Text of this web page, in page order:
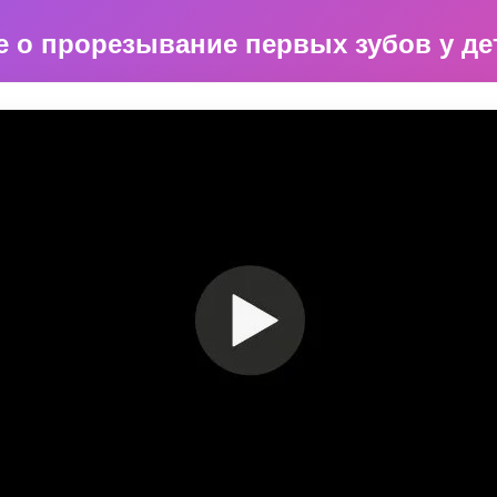
о прорезывание первых зубов у